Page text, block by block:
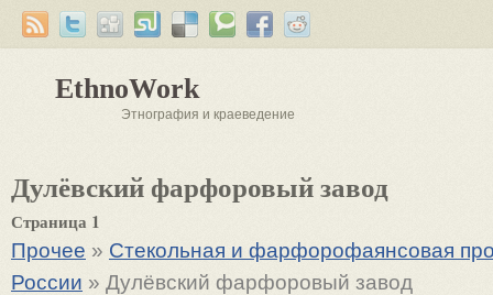
EthnoWork
Этнография и краеведение
Дулёвский фарфоровый завод
Страница 1
Прочее » Стекольная и фарфорофаянсовая
России » Дулёвский фарфоровый завод